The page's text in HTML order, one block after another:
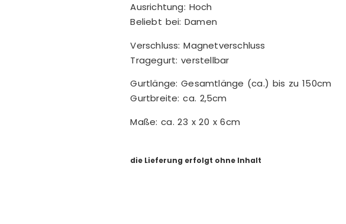
Ausrichtung: Hoch
Beliebt bei: Damen
Verschluss: Magnetverschluss
Tragegurt: verstellbar
Gurtlänge: Gesamtlänge (ca.) bis zu 150cm
Gurtbreite: ca. 2,5cm
Maße: ca. 23 x 20 x 6cm
die Lieferung erfolgt ohne Inhalt